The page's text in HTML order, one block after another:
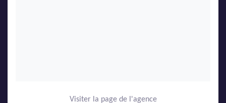
Visiter la page de l'agence